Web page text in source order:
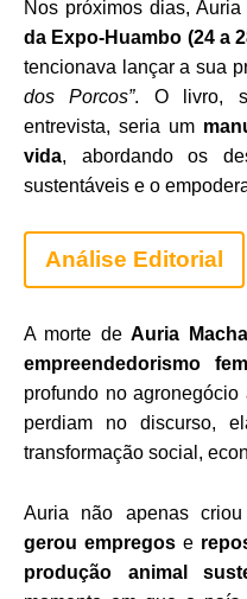
Nos próximos dias,
da Expo-Huambo (24 a
tencionava lançar a sua
dos Porcos”. O livro,
entrevista, seria um
vida, abordando os
sustentáveis e o
Análise Editorial
A morte deAuria
empreendedorismo
profundo no
perdiam no discurso,
transformação social,
Auria não apenas
gerou empregose
produção animal